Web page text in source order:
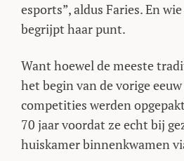
esports”, aldus Faries. En
begrijpt haar punt.
Want hoewel de meeste
het begin van de vorige
competities werden
70 jaar voordat ze echt bij
huiskamer binnenkwamen